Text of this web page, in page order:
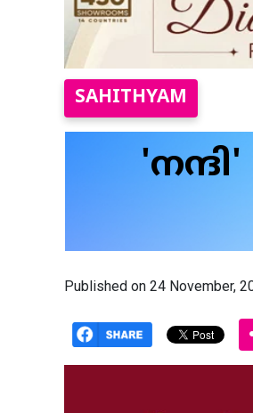
SAHITHYAM
Published on 24 November,